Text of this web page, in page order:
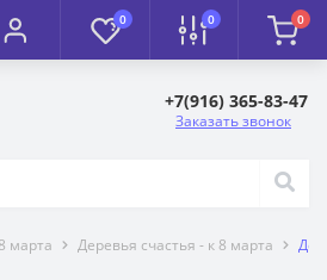
0 0 0
+7(916) 365-83-47
Заказать звонок
марта Деревья счастья - к 8 марта